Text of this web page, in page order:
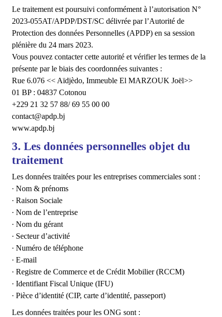
Le traitement est poursuivi conformément à l’autorisation N°
2023-055AT/APDP/DST/SC délivrée par l’Autorité de
Protection des données Personnelles (APDP) en sa session
plénière du 24 mars 2023.
Vous pouvez contacter cette autorité et vérifier les termes de la
présente par le biais des coordonnées suivantes :
Rue 6.076 << Aïdjèdo, Immeuble El MARZOUK Joël>>
01 BP : 04837 Cotonou
+229 21 32 57 88/ 69 55 00 00
contact@apdp.bj
www.apdp.bj
3. Les données personnelles objet du
traitement
Les données traitées pour les entreprises commerciales sont :
∙ Nom & prénoms
∙ Raison Sociale
∙ Nom de l’entreprise
∙ Nom du gérant
∙ Secteur d’activité
∙ Numéro de téléphone
∙ E-mail
∙ Registre de Commerce et de Crédit Mobilier (RCCM)
∙ Identifiant Fiscal Unique (IFU)
∙ Pièce d’identité (CIP, carte d’identité, passeport)
Les données traitées pour les ONG sont :